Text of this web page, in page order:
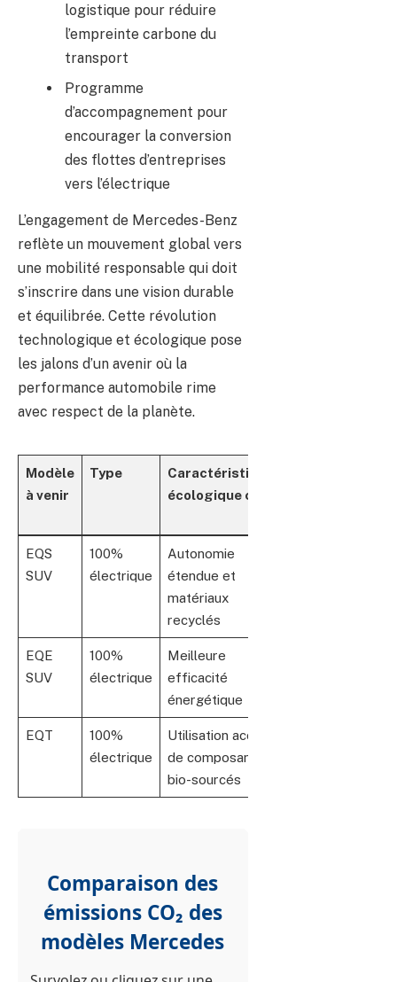
logistique pour réduire
l’empreinte carbone du
transport
Programme
d’accompagnement pour
encourager la conversion
des flottes d’entreprises
vers l’électrique
L’engagement de Mercedes-Benz
reflète un mouvement global vers
une mobilité responsable qui doit
s’inscrire dans une vision durable
et équilibrée. Cette révolution
technologique et écologique pose
les jalons d’un avenir où la
performance automobile rime
avec respect de la planète.
Modèle
à venir
Type
Caractéristique
écologique clé
EQS
SUV
100%
électrique
Autonomie
étendue et
matériaux
recyclés
EQE
SUV
100%
électrique
Meilleure
efficacité
énergétique
EQT
100%
électrique
Utilisation accrue
de composants
bio-sourcés
Comparaison des
émissions CO₂ des
modèles Mercedes